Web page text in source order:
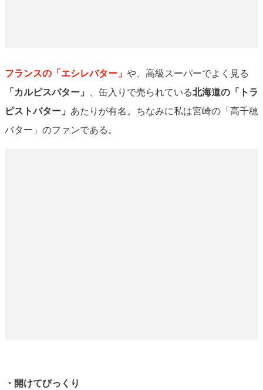
フランスの「エシレバター」 や、高級スーパーでよく見る
「カルピスバター」 、缶入りで売られている北海道の「トラ
ピストバター」 あたりが有名。ちなみに私は宮崎の「高千穂
バター」のファンである。
・開けてびっくり